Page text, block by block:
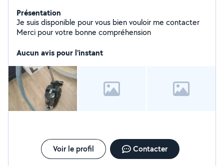
Présentation
Je suis disponible pour vous bien vouloir me contacter
Merci pour votre bonne compréhension
Aucun avis pour l'instant
Voir le profil Contacter